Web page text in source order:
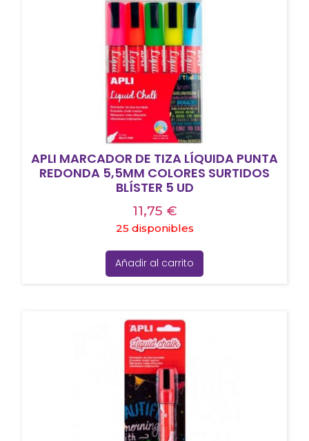
APLI MARCADOR DE TIZA LÍQUIDA PUNTA
REDONDA 5,5MM COLORES SURTIDOS
BLÍSTER 5 UD
11,75 €
25 disponibles
Añadir al carrito